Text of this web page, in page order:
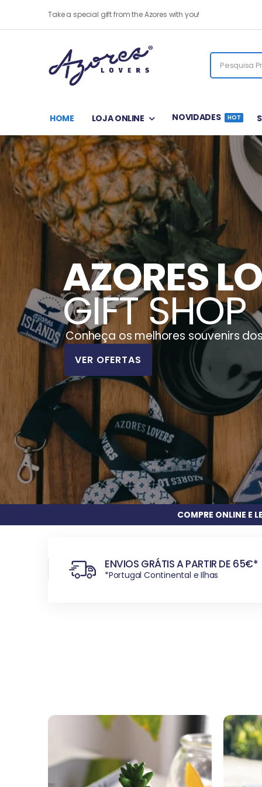
Take a special gift from the Azores with you!
HOME LOJA ONLINE NOVIDADES HOT
AZORES
GIFT SHOP
Conheça os melhores souvenirs
VER OFERTAS
COMPRE ONLINE E
ENVIOS GRÁTIS A PARTIR DE 65€*
*Portugal Continental e Ilhas